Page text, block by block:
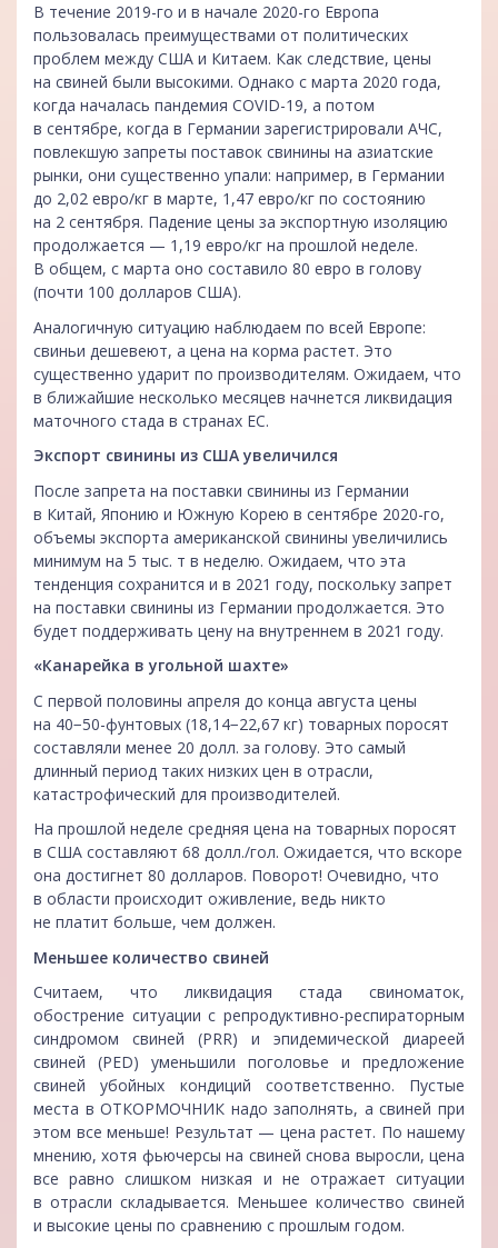
В течение 2019-го и в начале 2020-го Европа
пользовалась преимуществами от политических
проблем между США и Китаем. Как следствие, цены
на свиней были высокими. Однако с марта 2020 года,
когда началась пандемия COVID-19, а потом
в сентябре, когда в Германии зарегистрировали АЧС,
повлекшую запреты поставок свинины на азиатские
рынки, они существенно упали: например, в Германии
до 2,02 евро/кг в марте, 1,47 евро/кг по состоянию
на 2 сентября. Падение цены за экспортную изоляцию
продолжается — 1,19 евро/кг на прошлой неделе.
В общем, с марта оно составило 80 евро в голову
(почти 100 долларов США).
Аналогичную ситуацию наблюдаем по всей Европе:
свиньи дешевеют, а цена на корма растет. Это
существенно ударит по производителям. Ожидаем, что
в ближайшие несколько месяцев начнется ликвидация
маточного стада в странах ЕС.
Экспорт свинины из США увеличился
После запрета на поставки свинины из Германии
в Китай, Японию и Южную Корею в сентябре 2020-го,
объемы экспорта американской свинины увеличились
минимум на 5 тыс. т в неделю. Ожидаем, что эта
тенденция сохранится и в 2021 году, поскольку запрет
на поставки свинины из Германии продолжается. Это
будет поддерживать цену на внутреннем в 2021 году.
«Канарейка в угольной шахте»
С первой половины апреля до конца августа цены
на 40−50-фунтовых (18,14−22,67 кг) товарных поросят
составляли менее 20 долл. за голову. Это самый
длинный период таких низких цен в отрасли,
катастрофический для производителей.
На прошлой неделе средняя цена на товарных поросят
в США составляют 68 долл./гол. Ожидается, что вскоре
она достигнет 80 долларов. Поворот! Очевидно, что
в области происходит оживление, ведь никто
не платит больше, чем должен.
Меньшее количество свиней
Считаем, что ликвидация стада свиноматок,
обострение ситуации с репродуктивно-респираторным
синдромом свиней (PRR) и эпидемической диареей
свиней (PED) уменьшили поголовье и предложение
свиней убойных кондиций соответственно. Пустые
места в ОТКОРМОЧНИК надо заполнять, а свиней при
этом все меньше! Результат — цена растет. По нашему
мнению, хотя фьючерсы на свиней снова выросли, цена
все равно слишком низкая и не отражает ситуации
в отрасли складывается. Меньшее количество свиней
и высокие цены по сравнению с прошлым годом.